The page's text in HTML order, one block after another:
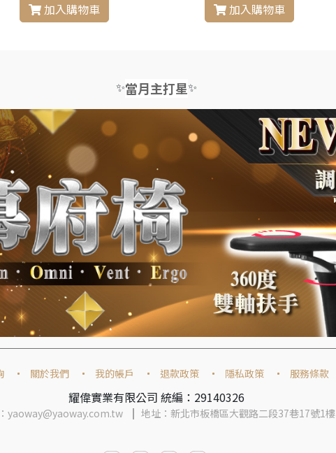
加入購物車
加入購物車
✨當月主打星✨
關於我們 我的帳戶 退款政策 隱私政策 服務條款
耀偉實業有限公司 統編：29140326
yaoway@yaoway.com.tw 地址：新北市板橋區大觀路二段37巷17號1樓